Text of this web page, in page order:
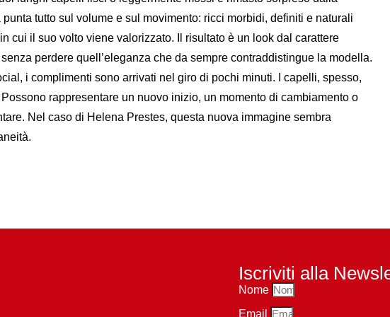
tutto sul volume e sul movimento: ricci morbidi, definiti e naturali
cui il suo volto viene valorizzato. Il risultato è un look dal carattere
perdere quell’eleganza che da sempre contraddistingue la modella.
i complimenti sono arrivati nel giro di pochi minuti. I capelli, spesso,
rappresentare un nuovo inizio, un momento di cambiamento o
Nel caso di Helena Prestes, questa nuova immagine sembra
Iscriviti alla
Nome
Email